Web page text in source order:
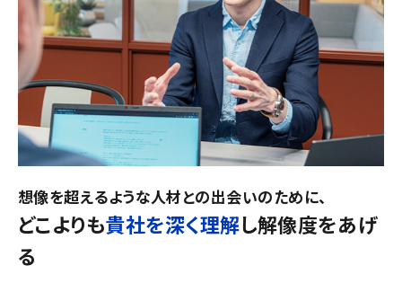
想像を超えるような人材との出会いのために、
どこよりも貴社を深く理解し解像度をあげ
る